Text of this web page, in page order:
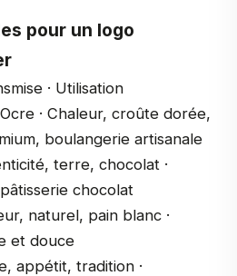
pour un logo
· Utilisation
· Chaleur, croûte dorée,
boulangerie artisanale
terre, chocolat ·
chocolat
naturel, pain blanc ·
et douce
appétit, tradition ·